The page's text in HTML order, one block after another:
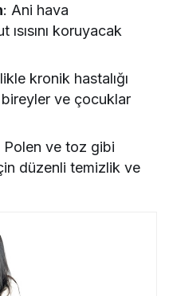
: Ani hava
koruyacak
kronik hastalığı
bireyler ve çocuklar
Polen ve toz gibi
düzenli temizlik ve